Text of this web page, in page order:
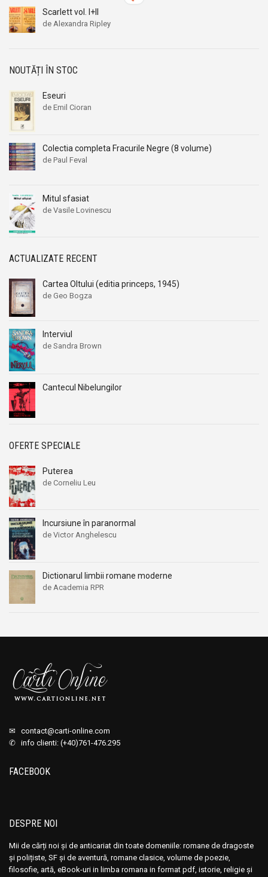
Scarlett vol. I+II
de Alexandra Ripley
NOUTĂȚI ÎN STOC
Eseuri
de Emil Cioran
Colectia completa Fracurile Negre (8 volume)
de Paul Feval
Mitul sfasiat
de Vasile Lovinescu
ACTUALIZATE RECENT
Cartea Oltului (editia princeps, 1945)
de Geo Bogza
Interviul
de Sandra Brown
Cantecul Nibelungilor
OFERTE SPECIALE
Puterea
de Corneliu Leu
Incursiune în paranormal
de Victor Anghelescu
Dictionarul limbii romane moderne
de Academia RPR
✉ contact@carti-online.com
✆ info clienti: (+40)761-476.295
FACEBOOK
DESPRE NOI
Mii de cărți noi și de anticariat din toate domeniile: romane de dragoste
și polițiste, SF și de aventură, romane clasice, volume de poezie,
filosofie, artă, eBook-uri in limba romana in format pdf, istorie, religie și